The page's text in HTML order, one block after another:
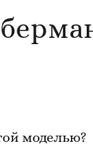
моделью?